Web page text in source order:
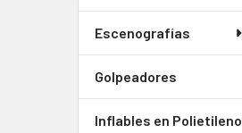
Escenografías
Golpeadores
Inflables en Polietileno